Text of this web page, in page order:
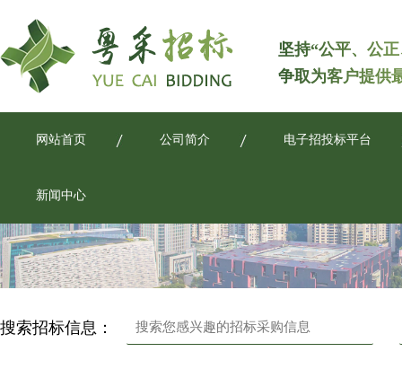
坚持“公平、公
争取为客户提供
网站首页 公司简介 电子招投标平台
新闻中心
搜索招标信息：